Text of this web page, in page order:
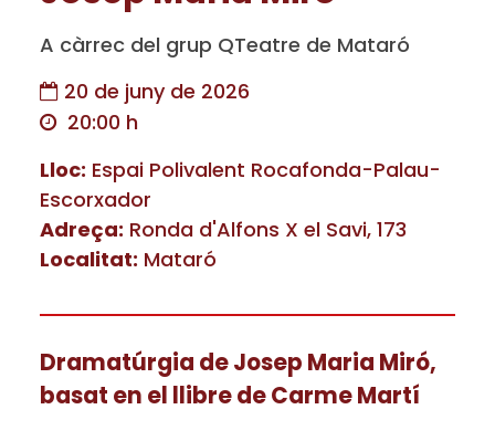
A càrrec del grup QTeatre de Mataró
20 de juny de 2026
20:00 h
Lloc: Espai Polivalent Rocafonda-Palau-
Escorxador
Adreça: Ronda d'Alfons X el Savi, 173
Localitat: Mataró
Dramatúrgia de Josep Maria Miró,
basat en el llibre de Carme Martí